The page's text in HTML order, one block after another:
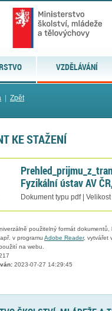
VZDĚLÁVÁNÍ
Zpět
KE STAŽENÍ
Fyzikální ústav AV
Dokument typu pdf |
použitelný formát
v programu Adobe Reader, vytvářet
na webu.
2023-07-27 14:29:45